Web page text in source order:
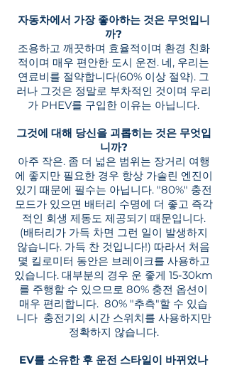
자동차에서 가장 좋아하는 것은 무엇입니
까?
조용하고 깨끗하며 효율적이며 환경 친화
적이며 매우 편안한 도시 운전. 네, 우리는
연료비를 절약합니다(60% 이상 절약). 그
러나 그것은 정말로 부차적인 것이며 우리
가 PHEV를 구입한 이유는 아닙니다.
그것에 대해 당신을 괴롭히는 것은 무엇입
니까?
아주 작은. 좀 더 넓은 범위는 장거리 여행
에 좋지만 필요한 경우 항상 가솔린 엔진이
있기 때문에 필수는 아닙니다. "80%" 충전
모드가 있으면 배터리 수명에 더 좋고 즉각
적인 회생 제동도 제공되기 때문입니다.
(배터리가 가득 차면 그런 일이 발생하지
않습니다. 가득 찬 것입니다!) 따라서 처음
몇 킬로미터 동안은 브레이크를 사용하고
있습니다. 대부분의 경우 운 좋게 15-30km
를 주행할 수 있으므로 80% 충전 옵션이
매우 편리합니다. 80% "추측"할 수 있습
니다 충전기의 시간 스위치를 사용하지만
정확하지 않습니다.
EV를 소유한 후 운전 스타일이 바뀌었나